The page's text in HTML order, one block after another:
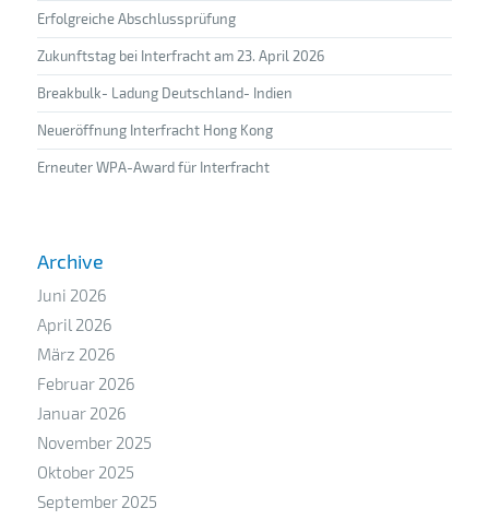
Erfolgreiche Abschlussprüfung
Zukunftstag bei Interfracht am 23. April 2026
Breakbulk- Ladung Deutschland- Indien
Neueröffnung Interfracht Hong Kong
Erneuter WPA-Award für Interfracht
Archive
Juni 2026
April 2026
März 2026
Februar 2026
Januar 2026
November 2025
Oktober 2025
September 2025